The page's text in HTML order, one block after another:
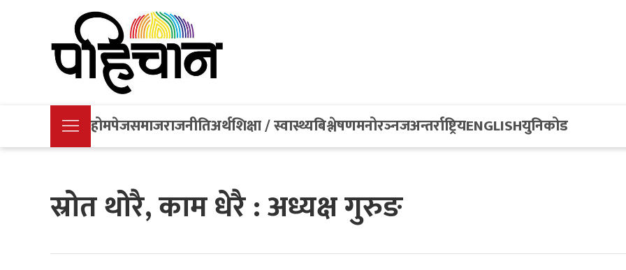
होमपेजसमाजराजनीतिअर्थशिक्षा / स्वास्थ्यबिश्लेषणमनोरञ्नजअन्तर्राष्ट्रियENGLISHयुनिकोड
स्रोत थोरै, काम धेरै : अध्यक्ष गुरुङ